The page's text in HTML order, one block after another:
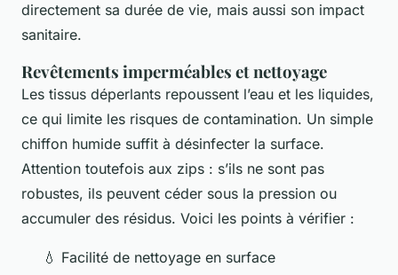
directement sa durée de vie, mais aussi son impact
sanitaire.
Revêtements imperméables et nettoyage
Les tissus déperlants repoussent l’eau et les liquides,
ce qui limite les risques de contamination. Un simple
chiffon humide suffit à désinfecter la surface.
Attention toutefois aux zips : s’ils ne sont pas
robustes, ils peuvent céder sous la pression ou
accumuler des résidus. Voici les points à vérifier :
💧 Facilité de nettoyage en surface